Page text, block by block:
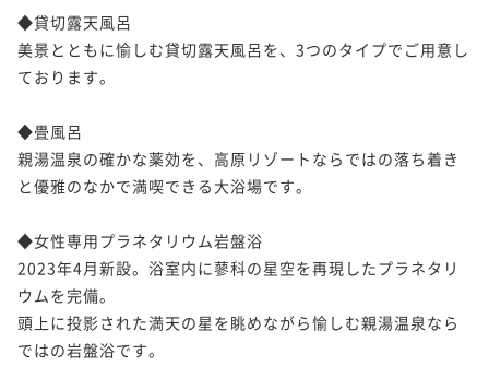
◆貸切露天風呂
美景とともに愉しむ貸切露天風呂を、3つのタイプでご用意し
ております。
◆畳風呂
親湯温泉の確かな薬効を、高原リゾートならではの落ち着き
と優雅のなかで満喫できる大浴場です。
◆女性専用プラネタリウム岩盤浴
2023年4月新設。浴室内に蓼科の星空を再現したプラネタリ
ウムを完備。
頭上に投影された満天の星を眺めながら愉しむ親湯温泉なら
ではの岩盤浴です。